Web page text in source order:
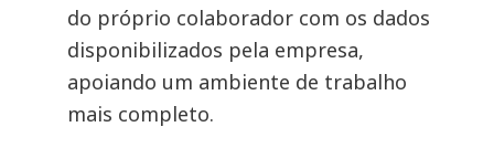
do próprio colaborador com os dados
disponibilizados pela empresa,
apoiando um ambiente de trabalho
mais completo.